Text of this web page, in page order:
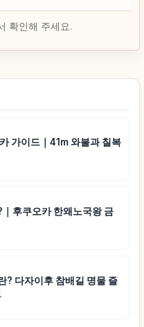
확인해 주세요.
가이드｜41m 와불과 칠복
후쿠오카 한왜노국왕 금
? 다자이후 참배길 명물 즐